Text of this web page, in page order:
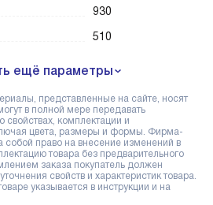
930
510
ещё параметры
представленные на сайте, носят
в полной мере передавать
комплектации и
цвета, размеры и формы. Фирма-
собой право на внесение изменений в
товара без предварительного
заказа покупатель должен
свойств и характеристик товара.
указывается в инструкции и на